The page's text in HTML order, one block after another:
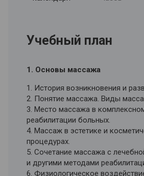
Учебный план
1. Основы массажа
1. История возникновения и
2. Понятие массажа. Виды
3. Место массажа в
реабилитации больных.
4. Массаж в эстетике и
процедурах.
5. Сочетание массажа с
и другими методами
6. Физиологическое